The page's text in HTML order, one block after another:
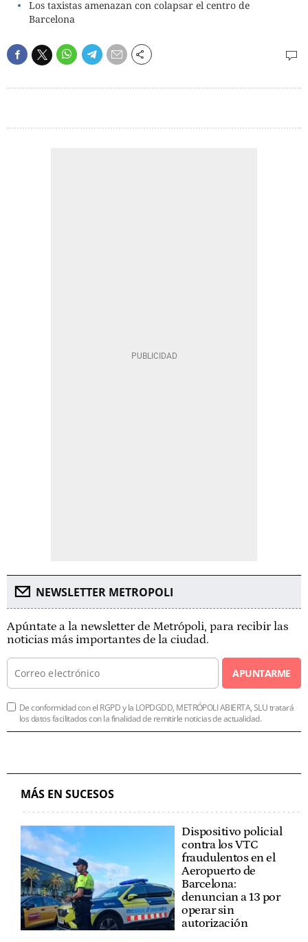
Los taxistas amenazan con colapsar el centro de
Barcelona
NEWSLETTER METROPOLI
Apúntate a la newsletter de Metrópoli, para recibir las
noticias más importantes de la ciudad.
APUNTARME
De conformidad con el RGPD y la LOPDGDD, METRÓPOLI ABIERTA, SLU tratará
los datos facilitados con la finalidad de remitirle noticias de actualidad.
MÁS EN SUCESOS
Dispositivo policial
contra los VTC
fraudulentos en el
Aeropuerto de
Barcelona:
denuncian a 13 por
operar sin
autorización